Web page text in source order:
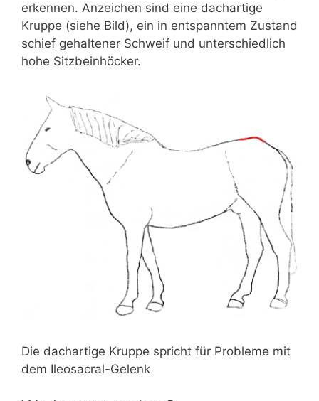
erkennen. Anzeichen sind eine dachartige
Kruppe (siehe Bild), ein in entspanntem Zustand
schief gehaltener Schweif und unterschiedlich
hohe Sitzbeinhöcker.
Die dachartige Kruppe spricht für Probleme mit
dem Ileosacral-Gelenk